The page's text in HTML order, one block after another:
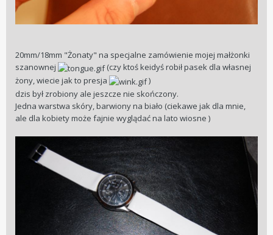
20mm/18mm "Żonaty" na specjalne zamówienie mojej małżonki
szanownej
(czy ktoś keidyś robił pasek dla własnej
żony, wiecie jak to presja
)
dzis był zrobiony ale jeszcze nie skończony.
Jedna warstwa skóry, barwiony na biało (ciekawe jak dla mnie,
ale dla kobiety może fajnie wyglądać na lato wiosne )